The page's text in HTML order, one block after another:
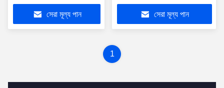
সেরা মূল্য পান
রেডিওর জন্য 10.25'' স্ক্রীন
সেরা মূল্য পান
1